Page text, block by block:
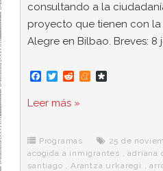
consultando a la
proyecto que tienen con
Alegre en Bilbao. Breves:
F
c
e
o
k
T
i
t
r
R
d
M
e
r
a
Leer más »
Programas 25 de
acogida a inmigrantes ,adriana
santiago ,Arantza urkaregi ,